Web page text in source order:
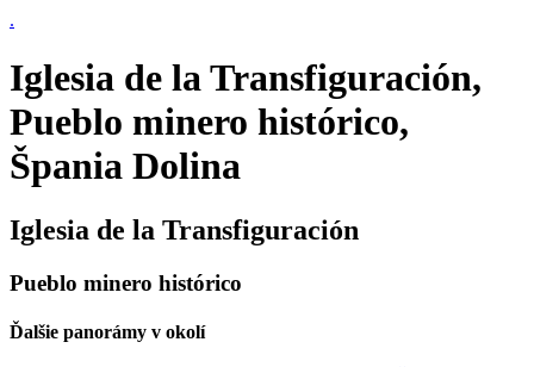
.
Iglesia de la Transfiguración,
Pueblo minero histórico,
Špania Dolina
Iglesia de la Transfiguración
Pueblo minero histórico
Ďalšie panorámy v okolí